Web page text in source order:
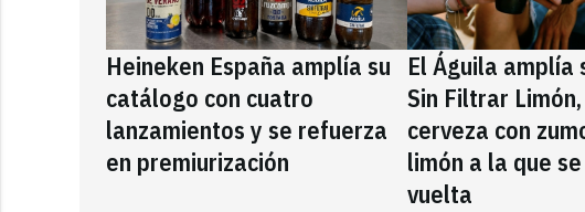
Heineken España amplía su
catálogo con cuatro
lanzamientos y se refuerza
en premiurización
El Águila amplía
Sin Filtrar
cerveza con
limón a la que
vuelta